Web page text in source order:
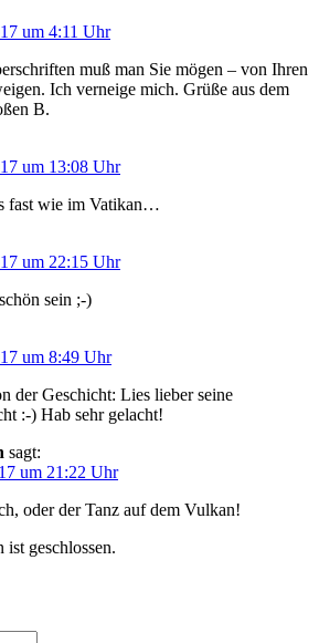
um 4:11 Uhr
muß man Sie mögen – von Ihren
Ich verneige mich. Grüße aus dem
B.
um 13:08 Uhr
fast wie im Vatikan…
um 22:15 Uhr
sein ;-)
um 8:49 Uhr
der Geschicht: Lies lieber seine
:-) Hab sehr gelacht!
sagt:
um 21:22 Uhr
oder der Tanz auf dem Vulkan!
geschlossen.